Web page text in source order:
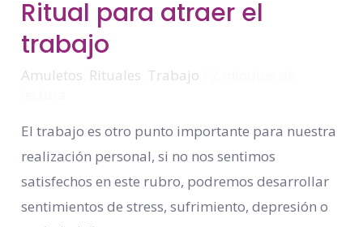
Ritual para atraer el
trabajo
Amuletos Rituales Trabajo
El trabajo es otro punto importante para nuestra
realización personal, si no nos sentimos
satisfechos en este rubro, podremos desarrollar
sentimientos de stress, sufrimiento, depresión o
Para
Atraer
El
Trabajo